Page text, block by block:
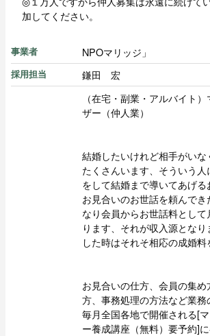
加してください。
事業者 NPOマリッジ」
採用担当 鎌田 宏
（在宅・副業・アルバイト
ザー（仲人業）
結婚したいけれど相手がい
たくさんいます、そういう
をして結婚まで導いてあげる
お見合いのお世話を頼んでき
なり会員からお世話料とし
ります、それが収入源とな
した時はそれそ相応の成婚料
お見合いの仕方、会員の集
方、事務処理の方法など業
毎月全国各地で開催される[
ー養成講座（無料）要予約]に